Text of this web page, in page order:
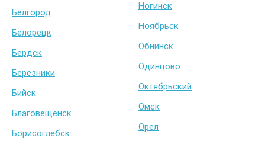
Белгород
Белорецк
Бердск
Березники
Бийск
Благовещенск
Борисоглебск
Ногинск
Ноябрьск
Обнинск
Одинцово
Октябрьский
Омск
Орел